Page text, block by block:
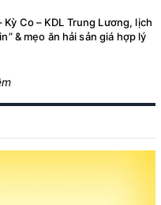
Co – KDL Trung Lương, lịch
& mẹo ăn hải sản giá hợp lý